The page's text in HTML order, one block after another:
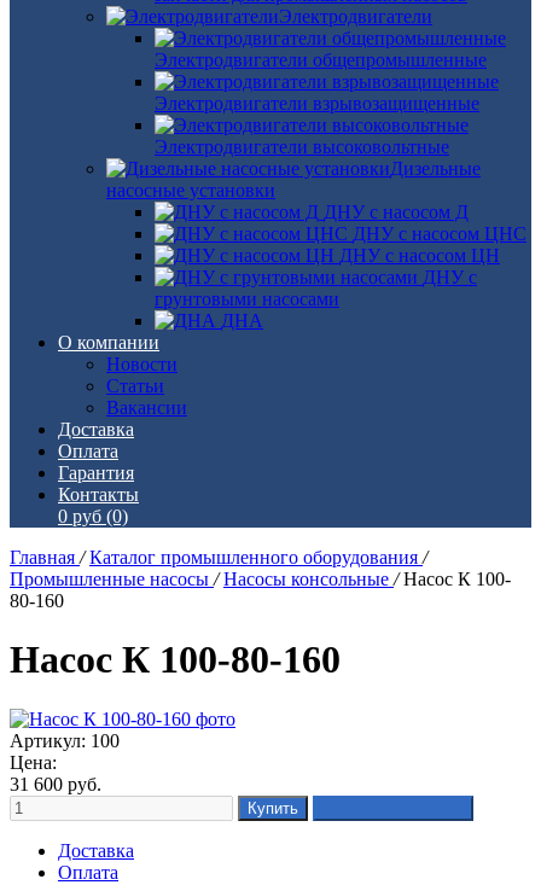
Электродвигатели
Электродвигатели общепромышленные
Электродвигатели взрывозащищенные
Электродвигатели высоковольтные
Дизельные
насосные установки
ДНУ с насосом Д
ДНУ с насосом ЦНС
ДНУ с насосом ЦН
ДНУ с
грунтовыми насосами
ДНА
О компании
Новости
Статьи
Вакансии
Доставка
Оплата
Гарантия
Контакты
0 руб (0)
Главная / Каталог промышленного оборудования /
Промышленные насосы / Насосы консольные / Насос К 100-
80-160
Насос К 100-80-160
Артикул: 100
Цена:
31 600 руб.
Доставка
Оплата